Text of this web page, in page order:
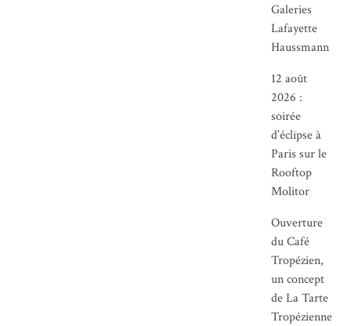
Galeries
Lafayette
Haussmann
12 août
2026 :
soirée
d’éclipse à
Paris sur le
Rooftop
Molitor
Ouverture
du Café
Tropézien,
un concept
de La Tarte
Tropézienne